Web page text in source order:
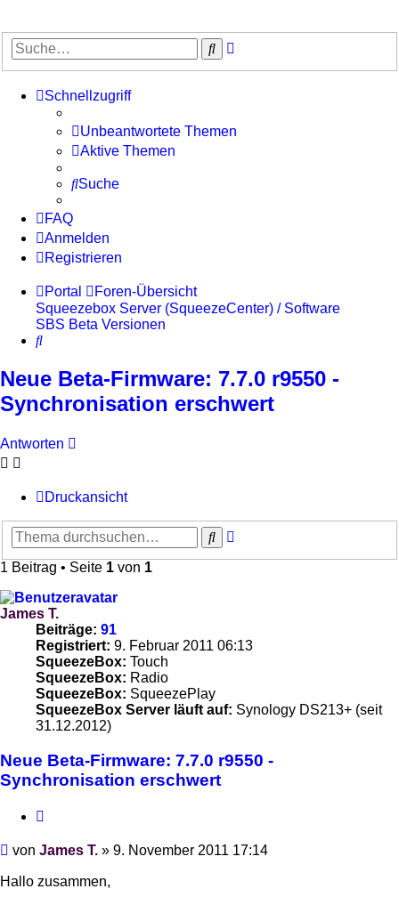
Suche
Schnellzugriff
Unbeantwortete Themen
Aktive Themen
Suche
FAQ
Anmelden
Registrieren
Portal
Foren-Übersicht
Squeezebox Server (SqueezeCenter) / Software
SBS Beta Versionen
Suche
Neue Beta-Firmware: 7.7.0 r9550 -
Synchronisation erschwert
Antworten
Druckansicht
Suche
1 Beitrag • Seite 1 von 1
James T.
Beiträge: 91
Registriert: 9. Februar 2011 06:13
SqueezeBox: Touch
SqueezeBox: Radio
SqueezeBox: SqueezePlay
SqueezeBox Server läuft auf: Synology DS213+ (seit
31.12.2012)
Neue Beta-Firmware: 7.7.0 r9550 -
Synchronisation erschwert
Beitrag
von James T. » 9. November 2011 17:14
Hallo zusammen,